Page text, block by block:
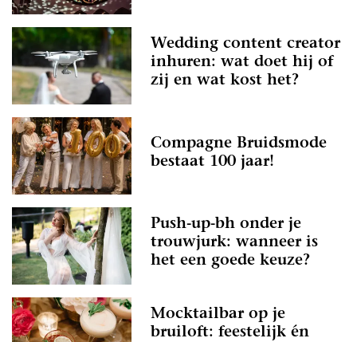
Wedding content creator
inhuren: wat doet hij of
zij en wat kost het?
Compagne Bruidsmode
bestaat 100 jaar!
Push-up-bh onder je
trouwjurk: wanneer is
het een goede keuze?
Mocktailbar op je
bruiloft: feestelijk én